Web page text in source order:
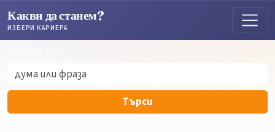
Какви да станем?
ИЗБЕРИ КАРИЕРА
Търси